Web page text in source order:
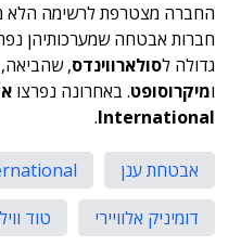
החברה מצטרפת לרשימה הלא
גדולה לסולארווינדס, שהביאה,
ומיקרוסופט. באחרונה נפרצו
International
.
אבטחת ענן
דומיניק אלוויירי
טוד